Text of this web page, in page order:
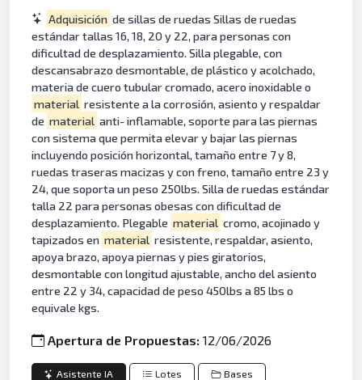
Adquisición de sillas de ruedas Sillas de ruedas
estándar tallas 16, 18, 20 y 22, para personas con
dificultad de desplazamiento. Silla plegable, con
descansabrazo desmontable, de plástico y acolchado,
materia de cuero tubular cromado, acero inoxidable o
material resistente a la corrosión, asiento y respaldar
de material anti- inflamable, soporte para las piernas
con sistema que permita elevar y bajar las piernas
incluyendo posición horizontal, tamaño entre 7 y 8,
ruedas traseras macizas y con freno, tamaño entre 23 y
24, que soporta un peso 250lbs. Silla de ruedas estándar
talla 22 para personas obesas con dificultad de
desplazamiento. Plegable material cromo, acojinado y
tapizados en material resistente, respaldar, asiento,
apoya brazo, apoya piernas y pies giratorios,
desmontable con longitud ajustable, ancho del asiento
entre 22 y 34, capacidad de peso 450lbs a 85 lbs o
equivale kgs.
Apertura de Propuestas:12/06/2026
Asistente IA Lotes Bases